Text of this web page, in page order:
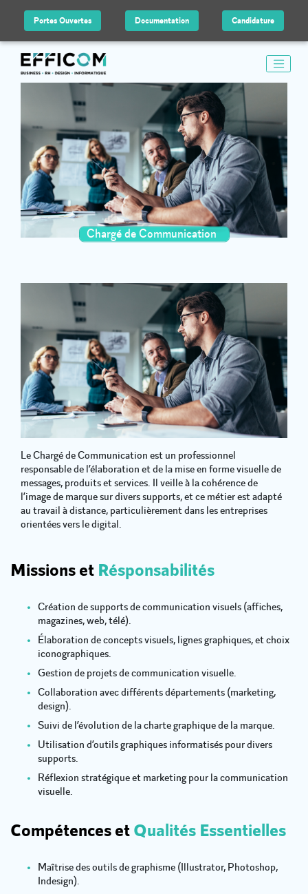
Portes Ouvertes Documentation Candidature
Chargé de Communication
Le Chargé de Communication est un professionnel
responsable de l’élaboration et de la mise en forme visuelle de
messages, produits et services. Il veille à la cohérence de
l’image de marque sur divers supports, et ce métier est adapté
au travail à distance, particulièrement dans les entreprises
orientées vers le digital.
Missions et Résponsabilités
Création de supports de communication visuels (affiches,
magazines, web, télé).
Élaboration de concepts visuels, lignes graphiques, et choix
iconographiques.
Gestion de projets de communication visuelle.
Collaboration avec différents départements (marketing,
design).
Suivi de l’évolution de la charte graphique de la marque.
Utilisation d’outils graphiques informatisés pour divers
supports.
Réflexion stratégique et marketing pour la communication
visuelle.
Compétences et Qualités Essentielles
Maîtrise des outils de graphisme (Illustrator, Photoshop,
Indesign).